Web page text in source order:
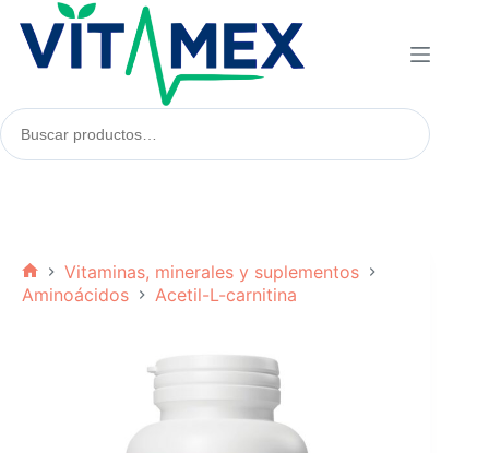
contenido
Buscar
productos:
Inicio
Vitaminas, minerales y suplementos
Aminoácidos
Acetil-L-carnitina